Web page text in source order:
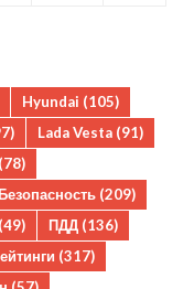
Hyundai (105)
Lada Vesta (91)
(78)
(209)
(49) ПДД (136)
(317)